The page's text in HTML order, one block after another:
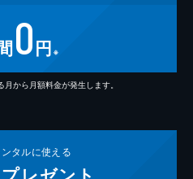
0円 ※
から月額料金が発生します。
タルに使える
プレゼント